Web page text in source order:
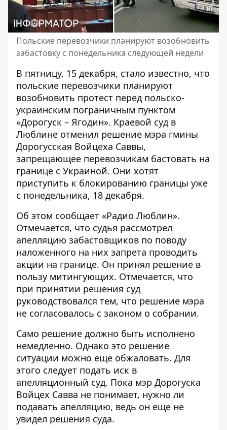
Польские перевозчики планируют возобновить
забастовку с понедельника следующей недели
В пятницу, 15 декабря, стало известно, что
польские перевозчики планируют
возобновить протест перед польско-
украинским пограничным пунктом
«Дорогуск – Ягодин». Краевой суд в
Люблине отменил решение мэра гмины
Дорогусская Войцеха Саввы,
запрещающее перевозчикам бастовать на
границе с Украиной. Они хотят
приступить к блокированию границы уже
с понедельника, 18 декабря.
Об этом сообщает «Радио Люблин».
Отмечается, что судья рассмотрел
апелляцию забастовщиков по поводу
наложенного на них запрета проводить
акции на границе. Он принял решение в
пользу митингующих. Отмечается, что
при принятии решения суд
руководствовался тем, что решение мэра
не согласовалось с законом о собрании.
Само решение должно быть исполнено
немедленно. Однако это решение
ситуации можно еще обжаловать. Для
этого следует подать иск в
апелляционный суд. Пока мэр Дорогуска
Войцех Савва не понимает, нужно ли
подавать апелляцию, ведь он еще не
увидел решения суда.